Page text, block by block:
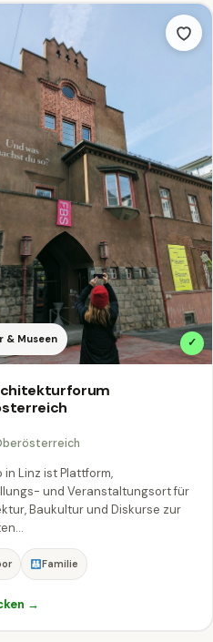
& Museen ✓
in Linz ist Plattform,
und Veranstaltungsort für
Baukultur und Diskurse zur
Familie
→